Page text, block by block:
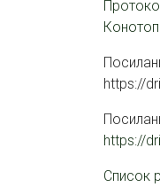
https://
https://
Список